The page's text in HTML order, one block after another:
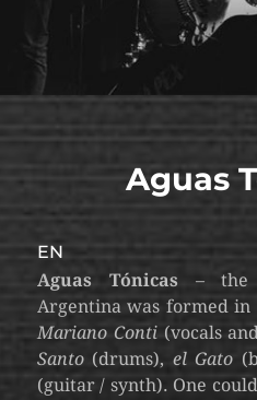
Aguas
EN
Aguas Tónicas– the
Argentina was formed in
Mariano Conti(vocals
Santo(drums), el Gato
(guitar / synth). One